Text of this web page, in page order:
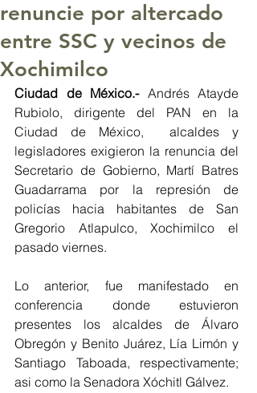
renuncie por altercado
entre SSC y vecinos de
Xochimilco
Ciudad de México.- Andrés Atayde
Rubiolo, dirigente del PAN en la
Ciudad de México,  alcaldes y
legisladores exigieron la renuncia del
Secretario de Gobierno, Martí Batres
Guadarrama por la represión de
policías hacia habitantes de San
Gregorio Atlapulco, Xochimilco el
pasado viernes.
Lo anterior, fue manifestado en
conferencia donde estuvieron
presentes los alcaldes de Álvaro
Obregón y Benito Juárez, Lía Limón y
Santiago Taboada, respectivamente;
asi como la Senadora Xóchitl Gálvez.